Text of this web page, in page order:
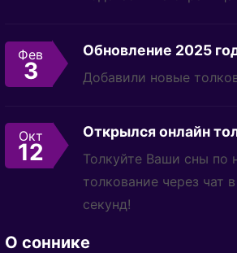
Фев
3
Обновление 2025
Добавили новые
Окт
12
Открылся онлайн
Толкуйте Ваши сны по
толкование через чат
секунд!
О соннике